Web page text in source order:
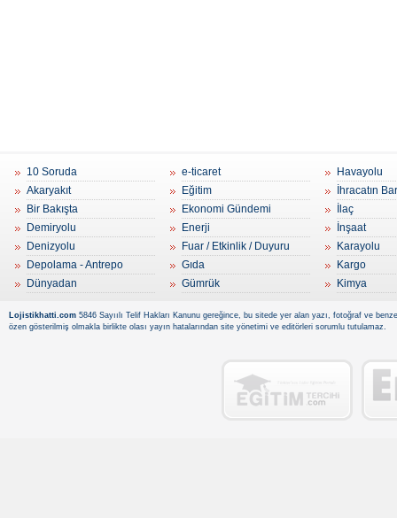
10 Soruda
Akaryakıt
Bir Bakışta
Demiryolu
Denizyolu
Depolama - Antrepo
Dünyadan
e-ticaret
Eğitim
Ekonomi Gündemi
Enerji
Fuar / Etkinlik / Duyuru
Gıda
Gümrük
Havayolu
İhracatın
İlaç
İnşaat
Karayolu
Kargo
Kimya
Lojistikhatti.com 5846 Sayıılı Telif Hakları Kanunu gereğince, bu sitede yer alan yazı, fotoğraf ve
özen gösterilmiş olmakla birlikte olası yayın hatalarından site yönetimi ve editörleri sorumlu tutulamaz.